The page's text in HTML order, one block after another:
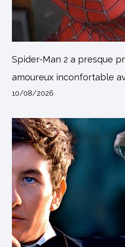
Spider-Man 2 a presque
amoureux inconfortable
10/08/2026